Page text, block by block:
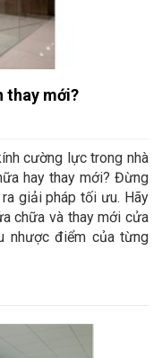
thay mới?
cường lực trong nhà
hay thay mới? Đừng
giải pháp tối ưu. Hãy
chữa và thay mới cửa
nhược điểm của từng